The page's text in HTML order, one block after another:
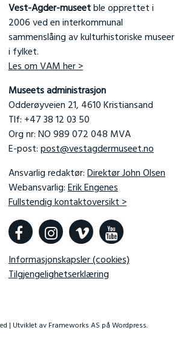
Vest-Agder-museetble opprettet i
2006 ved en interkommunal
sammenslåing av kulturhistoriske museer
i fylket.
Les om VAM her >
Museets administrasjon
Odderøyveien 21, 4610 Kristiansand
Tlf: +47 38 12 03 50
Org nr: NO 989 072 048 MVA
E-post:post@vestagdermuseet.no
Ansvarlig redaktør:Direktør John Olsen
Webansvarlig:Erik Engenes
Fullstendig kontaktoversikt >
Informasjonskapsler (cookies)
Tilgjengelighetserklæring
| Utviklet avFrameworks AS på Wordpress.